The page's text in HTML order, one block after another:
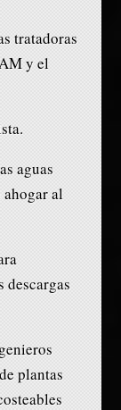
tratadoras
y el
aguas
al
plantas